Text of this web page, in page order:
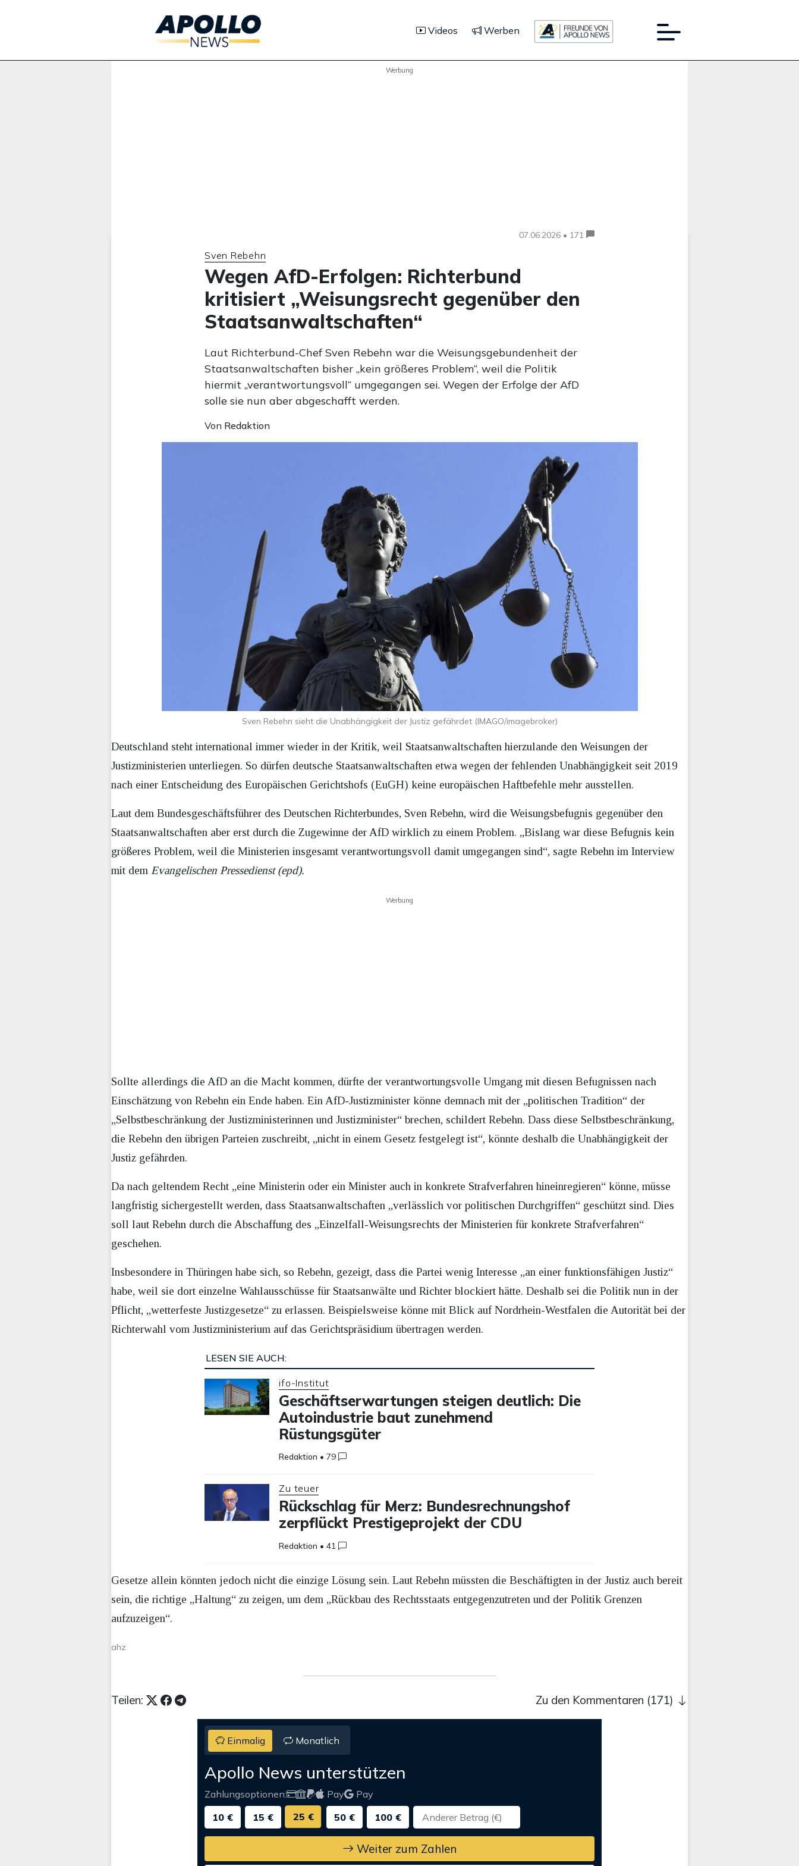
Videos Werben
Werbung
07.06.2026 • 171
Sven Rebehn
Wegen AfD-Erfolgen: Richterbund
kritisiert „Weisungsrecht gegenüber den
Staatsanwaltschaften“
Laut Richterbund-Chef Sven Rebehn war die Weisungsgebundenheit der
Staatsanwaltschaften bisher „kein größeres Problem“, weil die Politik
hiermit „verantwortungsvoll“ umgegangen sei. Wegen der Erfolge der AfD
solle sie nun aber abgeschafft werden.
Von Redaktion
Sven Rebehn sieht die Unabhängigkeit der Justiz gefährdet (IMAGO/imagebroker)
Deutschland steht international immer wieder in der Kritik, weil Staatsanwaltschaften hierzulande den Weisungen der
Justizministerien unterliegen. So dürfen deutsche Staatsanwaltschaften etwa wegen der fehlenden Unabhängigkeit seit 2019
nach einer Entscheidung des Europäischen Gerichtshofs (EuGH) keine europäischen Haftbefehle mehr ausstellen.
Laut dem Bundesgeschäftsführer des Deutschen Richterbundes, Sven Rebehn, wird die Weisungsbefugnis gegenüber den
Staatsanwaltschaften aber erst durch die Zugewinne der AfD wirklich zu einem Problem. „Bislang war diese Befugnis kein
größeres Problem, weil die Ministerien insgesamt verantwortungsvoll damit umgegangen sind“, sagte Rebehn im Interview
mit dem Evangelischen Pressedienst (epd).
Werbung
Sollte allerdings die AfD an die Macht kommen, dürfte der verantwortungsvolle Umgang mit diesen Befugnissen nach
Einschätzung von Rebehn ein Ende haben. Ein AfD-Justizminister könne demnach mit der „politischen Tradition“ der
„Selbstbeschränkung der Justizministerinnen und Justizminister“ brechen, schildert Rebehn. Dass diese Selbstbeschränkung,
die Rebehn den übrigen Parteien zuschreibt, „nicht in einem Gesetz festgelegt ist“, könnte deshalb die Unabhängigkeit der
Justiz gefährden.
Da nach geltendem Recht „eine Ministerin oder ein Minister auch in konkrete Strafverfahren hineinregieren“ könne, müsse
langfristig sichergestellt werden, dass Staatsanwaltschaften „verlässlich vor politischen Durchgriffen“ geschützt sind. Dies
soll laut Rebehn durch die Abschaffung des „Einzelfall-Weisungsrechts der Ministerien für konkrete Strafverfahren“
geschehen.
Insbesondere in Thüringen habe sich, so Rebehn, gezeigt, dass die Partei wenig Interesse „an einer funktionsfähigen Justiz“
habe, weil sie dort einzelne Wahlausschüsse für Staatsanwälte und Richter blockiert hätte. Deshalb sei die Politik nun in der
Pflicht, „wetterfeste Justizgesetze“ zu erlassen. Beispielsweise könne mit Blick auf Nordrhein-Westfalen die Autorität bei der
Richterwahl vom Justizministerium auf das Gerichtspräsidium übertragen werden.
LESEN SIE AUCH:
ifo-Institut
Geschäftserwartungen steigen deutlich: Die
Autoindustrie baut zunehmend
Rüstungsgüter
Redaktion •79
Zu teuer
Rückschlag für Merz: Bundesrechnungshof
zerpflückt Prestigeprojekt der CDU
Redaktion •41
Gesetze allein könnten jedoch nicht die einzige Lösung sein. Laut Rebehn müssten die Beschäftigten in der Justiz auch bereit
sein, die richtige „Haltung“ zu zeigen, um dem „Rückbau des Rechtsstaats entgegenzutreten und der Politik Grenzen
aufzuzeigen“.
ahz
Teilen: Zu den Kommentaren (171)
Einmalig Monatlich
Apollo News unterstützen
Zahlungsoptionen: Pay
Pay
10 €
15 € 25 € 50 € 100 €
Weiter zum Zahlen